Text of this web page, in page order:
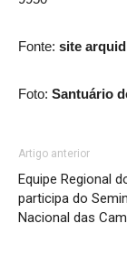
Fonte: site
Foto: Santuário
Artigo anterior
Equipe Regional
participa do
Nacional das